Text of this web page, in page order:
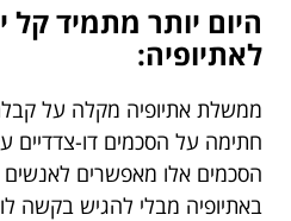
היום יותר מתמיד קל
לאתיופיה:
ממשלת אתיופיה מקלה על קבלת
חתימה על הסכמים דו-צדדיים
הסכמים אלו מאפשרים לאנשים
באתיופיה מבלי להגיש בקשה